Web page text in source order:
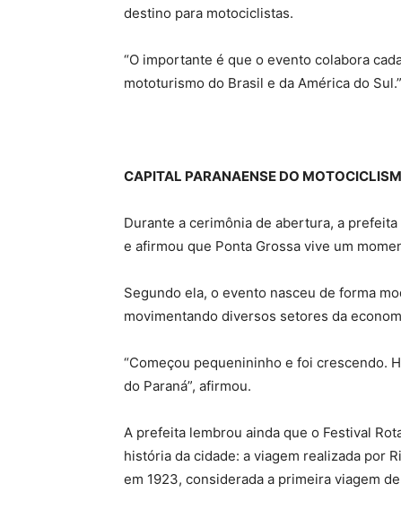
destino para motociclistas.
“O importante é que o evento colabora
mototurismo do Brasil e da América do Sul.”
CAPITAL PARANAENSE DO
Durante a cerimônia de abertura, a
e afirmou que Ponta Grossa vive um
Segundo ela, o evento nasceu de forma
movimentando diversos setores da
“Começou pequenininho e foi crescendo.
do Paraná”, afirmou.
A prefeita lembrou ainda que o Festival
história da cidade: a viagem realizada por
em 1923, considerada a primeira viagem